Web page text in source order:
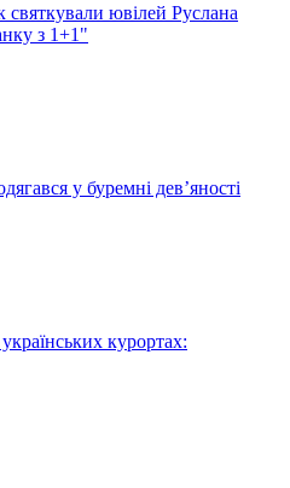
святкували ювілей Руслана
з 1+1"
у буремні дев’яності
курортах: